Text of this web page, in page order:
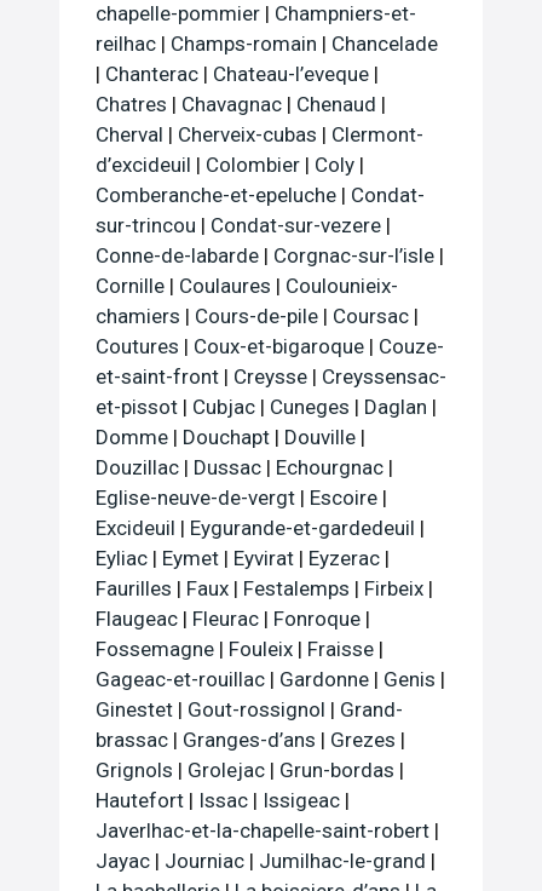
chapelle-pommier | Champniers-et-
reilhac | Champs-romain | Chancelade
| Chanterac | Chateau-l’eveque |
Chatres | Chavagnac | Chenaud |
Cherval | Cherveix-cubas | Clermont-
d’excideuil | Colombier | Coly |
Comberanche-et-epeluche | Condat-
sur-trincou | Condat-sur-vezere |
Conne-de-labarde | Corgnac-sur-l’isle |
Cornille | Coulaures | Coulounieix-
chamiers | Cours-de-pile | Coursac |
Coutures | Coux-et-bigaroque | Couze-
et-saint-front | Creysse | Creyssensac-
et-pissot | Cubjac | Cuneges | Daglan |
Domme | Douchapt | Douville |
Douzillac | Dussac | Echourgnac |
Eglise-neuve-de-vergt | Escoire |
Excideuil | Eygurande-et-gardedeuil |
Eyliac | Eymet | Eyvirat | Eyzerac |
Faurilles | Faux | Festalemps | Firbeix |
Flaugeac | Fleurac | Fonroque |
Fossemagne | Fouleix | Fraisse |
Gageac-et-rouillac | Gardonne | Genis |
Ginestet | Gout-rossignol | Grand-
brassac | Granges-d’ans | Grezes |
Grignols | Grolejac | Grun-bordas |
Hautefort | Issac | Issigeac |
Javerlhac-et-la-chapelle-saint-robert |
Jayac | Journiac | Jumilhac-le-grand |